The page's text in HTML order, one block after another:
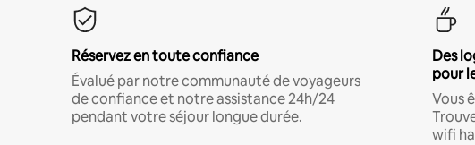
Réservez en toute confiance
Évalué par notre communauté de voyageurs
de confiance et notre assistance 24h/24
pendant votre séjour longue durée.
Des
pour
Vous
wifi